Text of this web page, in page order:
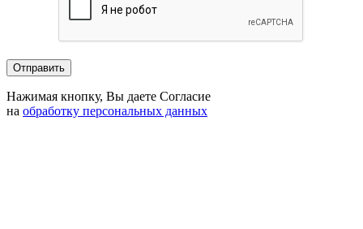
Нажимая кнопку, Вы даете Согласие
на обработку персональных данных